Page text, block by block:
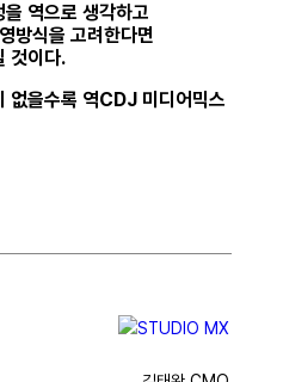
역으로 생각하고
방식을 고려한다면
것이다.
없을수록 역CDJ 미디어믹스